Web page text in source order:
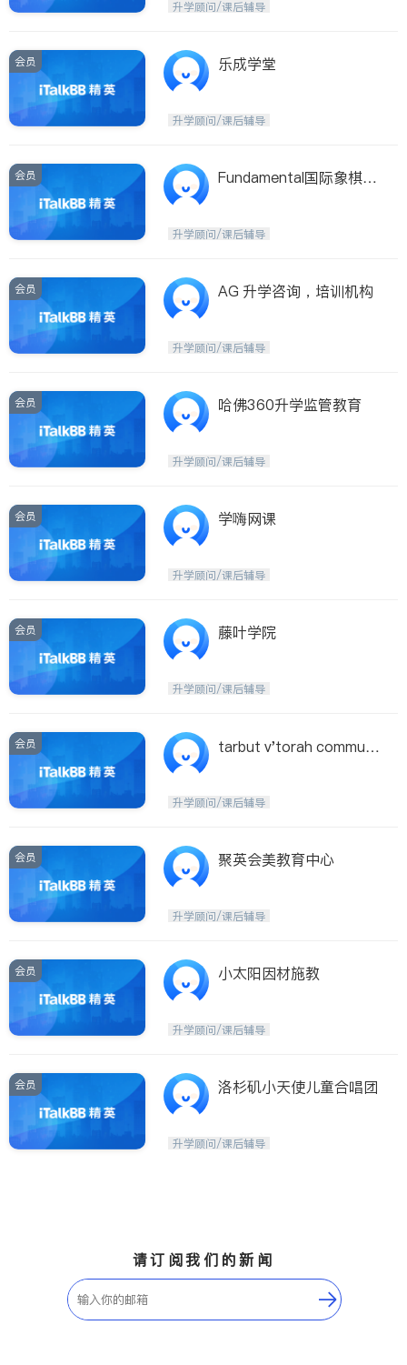
升学顾问/课后辅导
会员 乐成学堂
升学顾问/课后辅导
会员
Fundamental国际象棋学
升学顾问/课后辅导
会员 AG 升学咨询，培训机构
升学顾问/课后辅导
会员 哈佛360升学监管教育
升学顾问/课后辅导
会员 学嗨网课
升学顾问/课后辅导
会员 藤叶学院
升学顾问/课后辅导
会员
tarbut v'torah communi
升学顾问/课后辅导
会员 聚英会美教育中心
升学顾问/课后辅导
会员 小太阳因材施教
升学顾问/课后辅导
会员 洛杉矶小天使儿童合唱团
升学顾问/课后辅导
请订阅我们的新闻